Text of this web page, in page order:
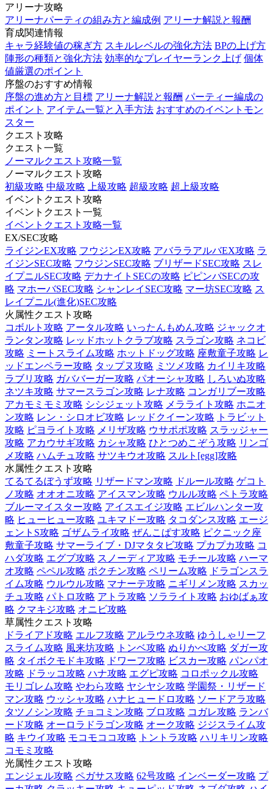
アリーナ攻略
アリーナパーティの組み方と編成例 アリーナ解説と報酬
育成関連情報
キャラ経験値の稼ぎ方 スキルレベルの強化方法 BPの上げ方
陣形の種類と強化方法 効率的なプレイヤーランク上げ 個体
値厳選のポイント
序盤のおすすめ情報
序盤の進め方と目標 アリーナ解説と報酬 パーティー編成の
ポイント アイテム一覧と入手方法 おすすめのイベントモン
スター
クエスト攻略
クエスト一覧
ノーマルクエスト攻略一覧
ノーマルクエスト攻略
初級攻略 中級攻略 上級攻略 超級攻略 超上級攻略
イベントクエスト攻略
イベントクエスト一覧
イベントクエスト攻略一覧
EX/SEC攻略
ライジンEX攻略 フウジンEX攻略 アバララアルバEX攻略 ラ
イジンSEC攻略 フウジンSEC攻略 ブリザードSEC攻略 スレ
イプニルSEC攻略 デカナイトSECの攻略 ピピンパSECの攻
略 マホーバSEC攻略 シャンレイSEC攻略 マー坊SEC攻略 ス
レイプニル(進化)SEC攻略
火属性クエスト攻略
コボルト攻略 アータル攻略 いったんもめん攻略 ジャックオ
ランタン攻略 レッドホットクラブ攻略 スラゴン攻略 ネコビ
攻略 ミートスライム攻略 ホットドッグ攻略 座敷童子攻略 レ
ッドエンペラー攻略 タップヌ攻略 ミツメ攻略 カイリキ攻略
ラブリ攻略 ガババーガー攻略 パオーシャ攻略 しろいぬ攻略
ネツキ攻略 サマースラゴン攻略 レナ攻略 コンガリブー攻略
アカモミモミ攻略 シシジェット攻略 メラライト攻略 ホニオ
ン攻略 レン・シロオビ攻略 レッドクイーン攻略
トラビット
攻略 ピヨライト攻略 メリザ攻略 ウサポポ攻略 スラッジャー
攻略 アカウサギ攻略 カシャ攻略 ひとつめこぞう攻略 リンゴ
メ攻略 ハムチュ攻略 サツキウオ攻略 スルト[egg]攻略
水属性クエスト攻略
てるてるぼうず攻略 リザードマン攻略 ドルール攻略 ゲコト
ノ攻略 オオオニ攻略 アイスマン攻略 ウルル攻略 ペトラ攻略
ブルーマイスター攻略 アイスエイジ攻略 エビルハンター攻
略 ヒューヒュー攻略 ユキマドー攻略 タコダンス攻略 エージ
ェントS攻略 ゴザムライ攻略 ぜんこぱす攻略 ピクニック座
敷童子攻略 サマーライブ・DJマタタビ攻略 プカプカ攻略 コ
ハダ攻略 エグブ攻略 スノーディア攻略 モチール攻略 ハーマ
オ攻略 ペペル攻略 ポクチン攻略 ペリーム攻略 ドラゴンスラ
イム攻略 ウルウル攻略 マナーテ攻略 ニギリメン攻略 スカッ
チュ攻略 パトロ攻略 アトラ攻略 ソラライト攻略 おゆばぁ攻
略 クマキジ攻略 オニビ攻略
草属性クエスト攻略
ドライアド攻略 エルフ攻略 アルラウネ攻略 ゆうしゃリーフ
スライム攻略 風来坊攻略 トンベ攻略 ぬりかべ攻略 ダガー攻
略 タイボクモドキ攻略 ドワーフ攻略 ビスカー攻略 パンパオ
攻略 ドラッコ攻略 ハナ攻略 エグピ攻略 コロポックル攻略
モリゴレム攻略 やわら攻略 ヤシヤシ攻略 学園祭・リザード
マン攻略 ウッシャ攻略 ハナヒュードロ攻略 ソードアラ攻略
タツノシン攻略 チョコミン攻略 ブロ攻略 コガレ攻略 ランバ
ード攻略 オーロラドラゴン攻略 オーク攻略 ジジスライム攻
略 キウイ攻略 モコモココ攻略 トントラ攻略 ハリキリン攻略
コモミ攻略
光属性クエスト攻略
エンジェル攻略 ペガサス攻略 62号攻略 インベーダー攻略 プ